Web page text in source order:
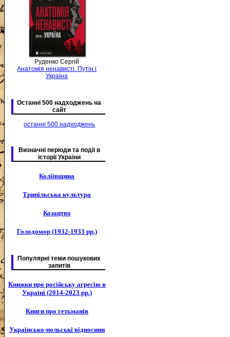
Руденко Сергій
Анатомія ненависті. Путін і
Україна
Останні 500 надходжень на
сайт
останні 500 надходжень
Визначні періоди та подіі в
історії України
Коліївщина
Трипільська культура
Козацтво
Голодомор (1932-1933 рр.)
Популярні теми пошукових
запитів
Книжки про російську агресію в
Україні (2014-2023 рр.)
Книги про гетьманів
Українсько-польські відносини